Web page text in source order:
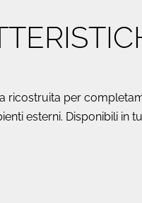
ricostruita per
esterni. Disponibili in